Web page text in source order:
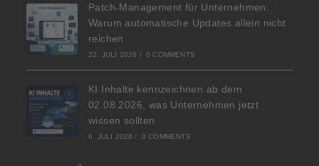
Patch-Management für Unternehmen:
Warum automatische Updates allein nicht
reichen
22. JULI 2026 / 0 COMMENTS
KI Inhalte kennzeichnen ab dem
02.08.2026, was Unternehmen jetzt
wissen sollten
6. JULI 2026 / 0 COMMENTS